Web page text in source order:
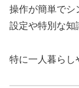
操作が簡単でシ
設定や特別な知
特に一人暮らし